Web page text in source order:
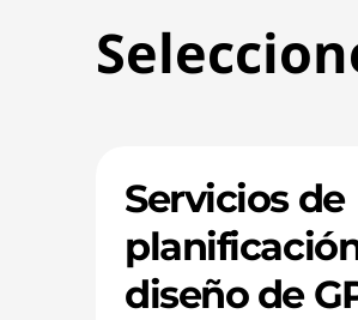
Servicios de
diseño de